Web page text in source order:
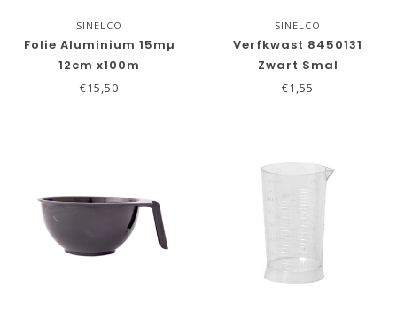
SINELCO
Folie Aluminium 15mµ
12cm x100m
€15,50
SINELCO
Verfkwast 8450131
Zwart Smal
€1,55